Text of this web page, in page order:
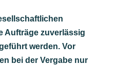
Aufträge zuverlässig
werden. Vor
bei der Vergabe nur